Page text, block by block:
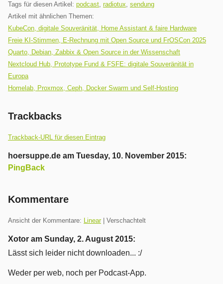
Tags für diesen Artikel: podcast, radiotux, sendung
Artikel mit ähnlichen Themen:
KubeCon, digitale Souveränität, Home Assistant & faire Hardware
Freie KI-Stimmen, E-Rechnung mit Open Source und FrOSCon 2025
Quarto, Debian, Zabbix & Open Source in der Wissenschaft
Nextcloud Hub, Prototype Fund & FSFE: digitale Souveränität in
Europa
Homelab, Proxmox, Ceph, Docker Swarm und Self-Hosting
Trackbacks
Trackback-URL für diesen Eintrag
hoersuppe.de am Tuesday, 10. November 2015:
PingBack
des
Inhaltes
Trackbacks
ist
nicht
Kommentare
Ansicht der Kommentare: Linear| Verschachtelt
Xotor am Sunday, 2. August 2015:
Lässt sich leider nicht downloaden... :/
Weder per web, noch per Podcast-App.